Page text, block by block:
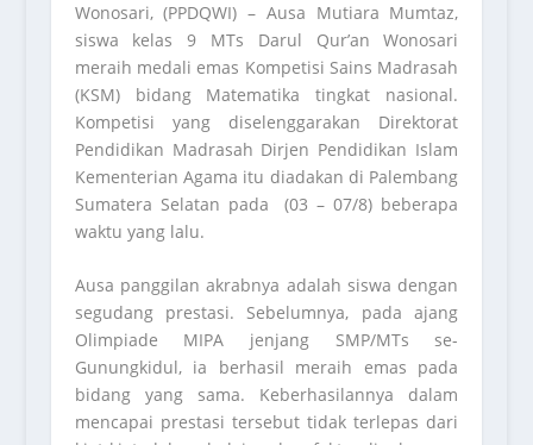
Wonosari, (PPDQWI) – Ausa Mutiara Mumtaz,
siswa kelas 9 MTs Darul Qur’an Wonosari
meraih medali emas Kompetisi Sains Madrasah
(KSM) bidang Matematika tingkat nasional.
Kompetisi yang diselenggarakan Direktorat
Pendidikan Madrasah Dirjen Pendidikan Islam
Kementerian Agama itu diadakan di Palembang
Sumatera Selatan pada (03 – 07/8) beberapa
waktu yang lalu.
Ausa panggilan akrabnya adalah siswa dengan
segudang prestasi. Sebelumnya, pada ajang
Olimpiade MIPA jenjang SMP/MTs se-
Gunungkidul, ia berhasil meraih emas pada
bidang yang sama. Keberhasilannya dalam
mencapai prestasi tersebut tidak terlepas dari